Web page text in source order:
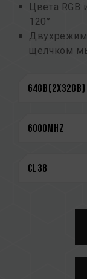
Цвета RGB
120°
щелчком
работы
надежной
Оснащен
RGB IC,